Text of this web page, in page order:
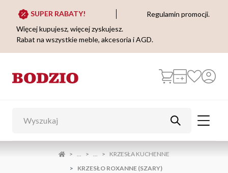
SUPER RABATY!
Regulamin promocji.
Więcej kupujesz, więcej zyskujesz.
Rabat na wszystkie meble, akcesoria i AGD.
... ...
KRZESŁA KUCHENNE
KRZESŁO ROXANNE (SZARY)